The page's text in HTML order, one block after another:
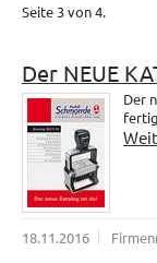
Seite 3 von 4.
Der NEUE
Der
18.11.2016